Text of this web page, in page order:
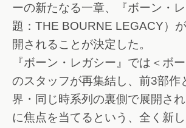
ーの新たなる一章、『ボーン・
題：THE BOURNE LEGACY）
開されることが決定した。
『ボーン・レガシー』では＜ボ
のスタッフが再集結し、前3部作
界・同じ時系列の裏側で展開され
に焦点を当てるという、全く新